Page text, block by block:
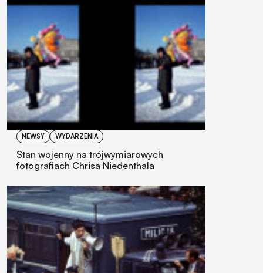
NEWSY WYDARZENIA
Stan wojenny na trójwymiarowych
fotografiach Chrisa Niedenthala